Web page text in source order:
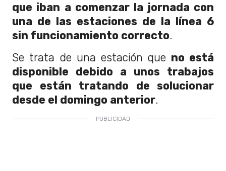
que iban a comenzar la jornada con
una de las estaciones de la línea 6
sin funcionamiento correcto.
Se trata de una estación que no está
disponible debido a unos trabajos
que están tratando de solucionar
desde el domingo anterior.